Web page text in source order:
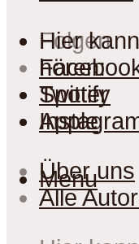
Hier
hören:
Spotify
Apple
Menu
Folgen
Twitter
Über uns
Alle